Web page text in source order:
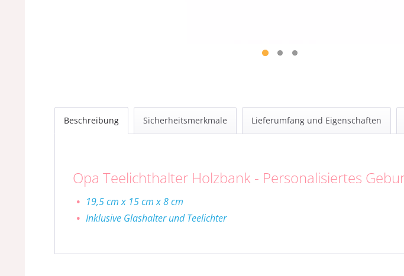
Beschreibung Sicherheitsmerkmale Lieferumfang und Eigenschaften
Opa Teelichthalter Holzbank - Personalisiertes
19,5 cm x 15 cm x 8 cm
Inklusive Glashalter und Teelichter